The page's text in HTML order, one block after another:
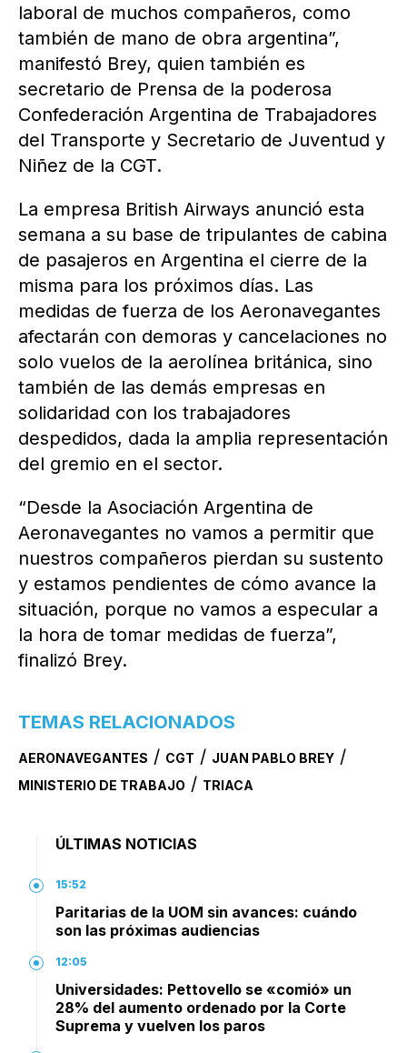
laboral de muchos compañeros, como
también de mano de obra argentina”,
manifestó Brey, quien también es
secretario de Prensa de la poderosa
Confederación Argentina de Trabajadores
del Transporte y Secretario de Juventud y
Niñez de la CGT.
La empresa British Airways anunció esta
semana a su base de tripulantes de cabina
de pasajeros en Argentina el cierre de la
misma para los próximos días. Las
medidas de fuerza de los Aeronavegantes
afectarán con demoras y cancelaciones no
solo vuelos de la aerolínea británica, sino
también de las demás empresas en
solidaridad con los trabajadores
despedidos, dada la amplia representación
del gremio en el sector.
“Desde la Asociación Argentina de
Aeronavegantes no vamos a permitir que
nuestros compañeros pierdan su sustento
y estamos pendientes de cómo avance la
situación, porque no vamos a especular a
la hora de tomar medidas de fuerza”,
finalizó Brey.
TEMAS RELACIONADOS
AERONAVEGANTES / CGT / JUAN PABLO BREY /
MINISTERIO DE TRABAJO / TRIACA
ÚLTIMAS NOTICIAS
15:52
Paritarias de la UOM sin avances: cuándo
son las próximas audiencias
12:05
Universidades: Pettovello se «comió» un
28% del aumento ordenado por la Corte
Suprema y vuelven los paros